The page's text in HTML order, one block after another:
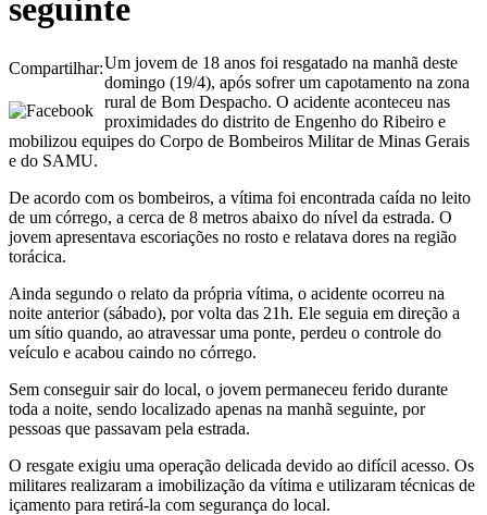
seguinte
Compartilhar:Um jovem de 18 anos foi resgatado na manhã deste
domingo (19/4), após sofrer um capotamento na zona
rural de Bom Despacho. O acidente aconteceu nas
proximidades do distrito de Engenho do Ribeiro e
mobilizou equipes do Corpo de Bombeiros Militar de Minas Gerais
e do SAMU.
De acordo com os bombeiros, a vítima foi encontrada caída no leito
de um córrego, a cerca de 8 metros abaixo do nível da estrada. O
jovem apresentava escoriações no rosto e relatava dores na região
torácica.
Ainda segundo o relato da própria vítima, o acidente ocorreu na
noite anterior (sábado), por volta das 21h. Ele seguia em direção a
um sítio quando, ao atravessar uma ponte, perdeu o controle do
veículo e acabou caindo no córrego.
Sem conseguir sair do local, o jovem permaneceu ferido durante
toda a noite, sendo localizado apenas na manhã seguinte, por
pessoas que passavam pela estrada.
O resgate exigiu uma operação delicada devido ao difícil acesso. Os
militares realizaram a imobilização da vítima e utilizaram técnicas de
içamento para retirá-la com segurança do local.